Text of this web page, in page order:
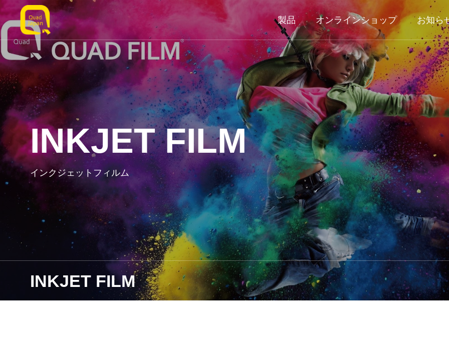
製品 オンラインショップ お知ら
INKJET FILM
INKJET FILM
インクジェットフィルム